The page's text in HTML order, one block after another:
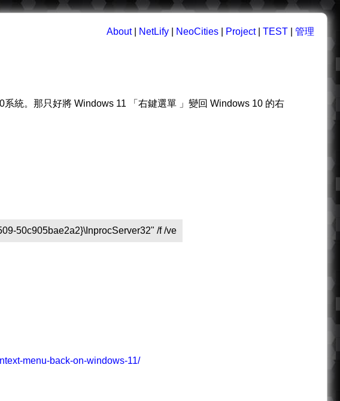
About| NetLify NeoCities Project| TEST 管理
統。那只好將 Windows 11 「右鍵選單 」變回 Windows 10 的右
50c905bae2a2}\InprocServer32" /f /ve
menu-back-on-windows-11/